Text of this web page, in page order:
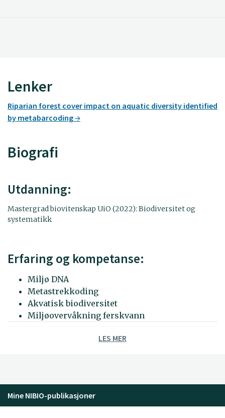
Lenker
Riparian forest cover impact on aquatic diversity identified
by metabarcoding
Biografi
Utdanning:
Mastergrad biovitenskap UiO (2022): Biodiversitet og
systematikk
Erfaring og kompetanse:
Miljø DNA
Metastrekkoding
Akvatisk biodiversitet
Miljøovervåkning ferskvann
LES MER
Mine NIBIO-publikasjoner